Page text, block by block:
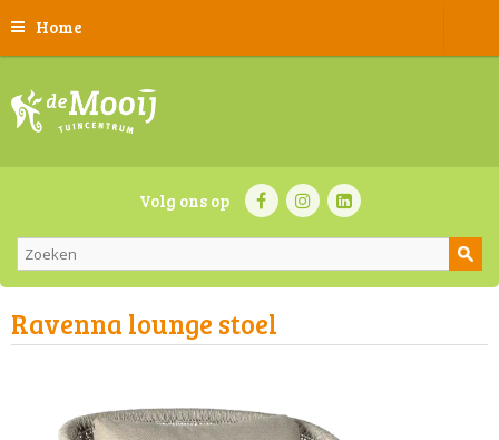
Home
Volg ons op
Ravenna lounge stoel